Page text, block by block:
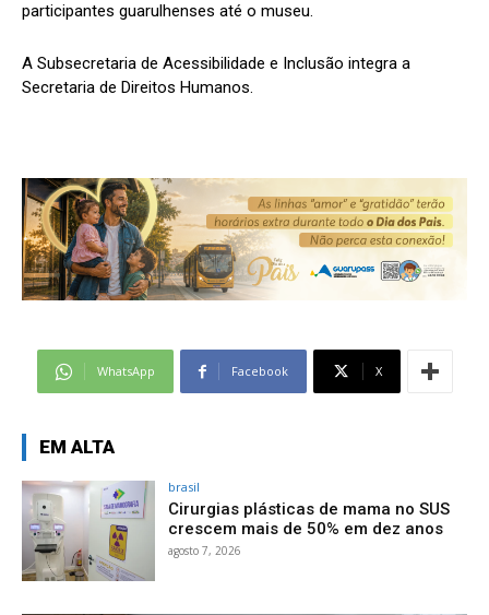
participantes guarulhenses até o museu.
A Subsecretaria de Acessibilidade e Inclusão integra a
Secretaria de Direitos Humanos.
WhatsApp Facebook X
EM ALTA
brasil
Cirurgias plásticas de mama no SUS
crescem mais de 50% em dez anos
agosto 7, 2026